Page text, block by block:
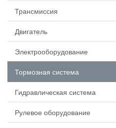
Трансмиссия
Двигатель
Электрооборудование
Тормозная система
Гидравлическая система
Рулевое оборудование